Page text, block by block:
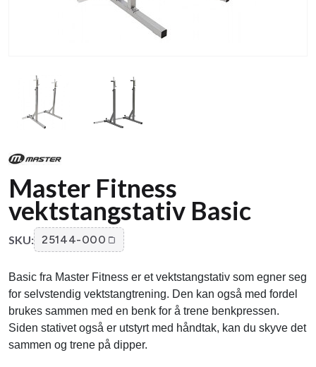
Master Fitness
vektstangstativ Basic
SKU: 25144-000
Basic fra Master Fitness er et vektstangstativ som egner seg
for selvstendig vektstangtrening. Den kan også med fordel
brukes sammen med en benk for å trene benkpressen.
Siden stativet også er utstyrt med håndtak, kan du skyve det
sammen og trene på dipper.